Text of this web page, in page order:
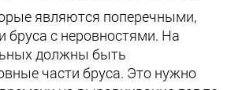
являются поперечными,
бруса с неровностями. На
должны быть
части бруса. Это нужно